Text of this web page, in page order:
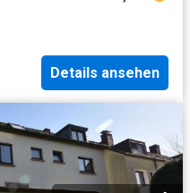
Details ansehen